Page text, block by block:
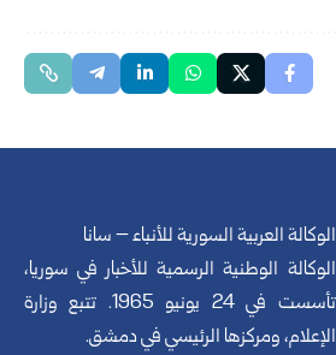
الوكالة العربية السورية للأنباء – سانا
الوكالة الوطنية الرسمية للأخبار في سوريا،
تأسست في 24 يونيو 1965. تتبع وزارة
الإعلام، ومركزها الرئيسي في دمشق.